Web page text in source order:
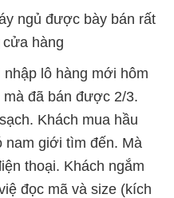
ngủ được bày bán rất
cửa hàng
lô hàng mới hôm
đã bán được 2/3.
Khách mua hầu
nam giới tìm đến. Mà
thoại. Khách ngắm
đọc mã và size (kích